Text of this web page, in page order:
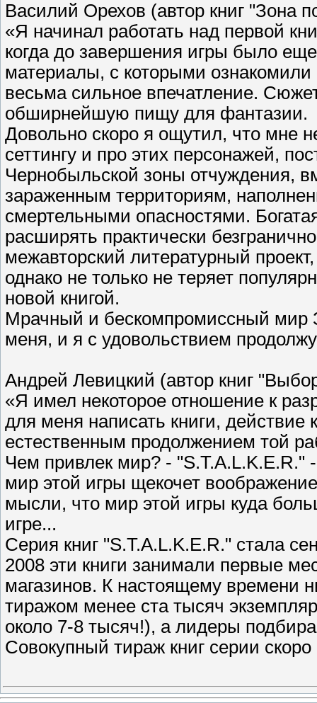
Василий Орехов (автор книг "Зона
«Я начинал работать над первой
когда до завершения игры было
материалы, с которыми ознакомили
весьма сильное впечатление.
обширнейшую пищу для фантазии.
Довольно скоро я ощутил, что мне
сеттингу и про этих персонажей,
Чернобыльской зоны отчуждения,
зараженным территориям,
смертельными опасностями.
расширять практически
межавторский литературный
однако не только не теряет
новой книгой.
Мрачный и бескомпромиссный мир
меня, и я с удовольствием
Андрей Левицкий (автор книг
«Я имел некоторое отношение к
для меня написать книги, действие
естественным продолжением той
Чем привлек мир? - "S.T.A.L.K.E.R."
мир этой игры щекочет
мысли, что мир этой игры куда
игре...
Серия книг "S.T.A.L.K.E.R." стала
2008 эти книги занимали первые
магазинов. К настоящему времени
тиражом менее ста тысяч
около 7-8 тысяч!), а лидеры
Совокупный тираж книг серии